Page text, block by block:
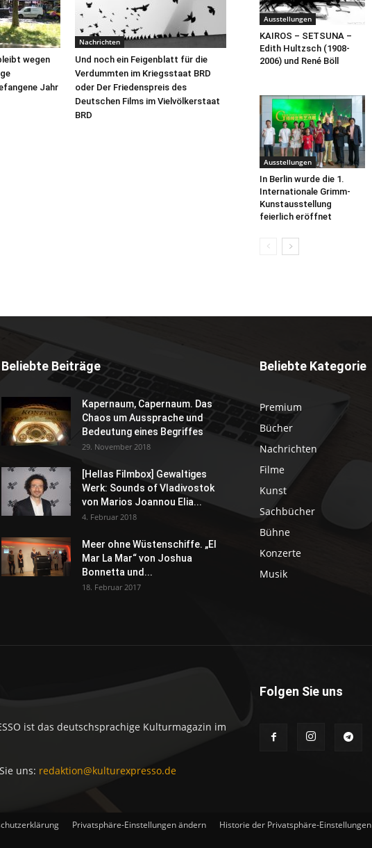
wegen
Jahr
Nachrichten
Und noch ein Feigenblatt für die
Verdummten im Kriegsstaat BRD
oder Der Friedenspreis des
Deutschen Films im Vielvölkerstaat
BRD
Ausstellungen
KAIROS – SETSUNA –
Edith Hultzsch (1908-
2006) und René Böll
Ausstellungen
In Berlin wurde die 1.
Internationale Grimm-
Kunstausstellung
feierlich eröffnet
Beliebte Beiträge
Kapernaum, Capernaum. Das
Chaos um Aussprache und
Bedeutung eines Begriffes
29. November 2018
[Hellas Filmbox] Gewaltiges
Werk: Sounds of Vladivostok
von Marios Joannou Elia...
4. Februar 2018
Meer ohne Wüstenschiffe. „El
Mar La Mar“ von Joshua
Bonnetta und...
18. Februar 2017
Beliebte Kategorie
Premium
Bücher
Nachrichten
Filme
Kunst
Sachbücher
Bühne
Konzerte
Musik
ist das deutschsprachige Kulturmagazin im
uns: redaktion@kulturexpresso.de
Folgen Sie uns
Privatsphäre-Einstellungen ändern Historie der Privatsphäre-Einstellungen